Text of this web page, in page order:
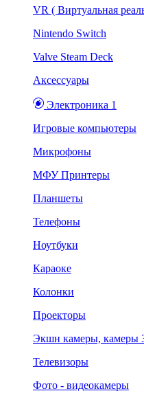
VR ( Виртуальная
Nintendo Switch
Valve Steam Deck
Аксессуары
Электроника 1
Игровые компьютеры
Микрофоны
МФУ Принтеры
Планшеты
Телефоны
Ноутбуки
Караоке
Колонки
Проекторы
Экшн камеры, камеры
Телевизоры
Фото - видеокамеры